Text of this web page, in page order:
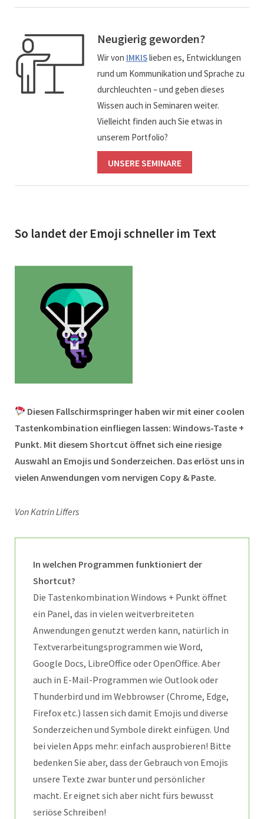
Neugierig geworden?
Wir von IMKISlieben es, Entwicklungen
rund um Kommunikation und Sprache zu
durchleuchten – und geben dieses
Wissen auch in Seminaren weiter.
Vielleicht finden auch Sie etwas in
unserem Portfolio?
UNSERE SEMINARE
So landet der Emoji schneller im Text
Diesen Fallschirmspringer haben wir mit einer coolen
Tastenkombination einfliegen lassen: Windows-Taste +
Punkt. Mit diesem Shortcut öffnet sich eine riesige
Auswahl an Emojis und Sonderzeichen. Das erlöst uns in
vielen Anwendungen vom nervigen Copy & Paste.
Von Katrin Liffers
In welchen Programmen funktioniert der
Shortcut?
Die Tastenkombination Windows + Punkt öffnet
ein Panel, das in vielen weitverbreiteten
Anwendungen genutzt werden kann, natürlich in
Textverarbeitungsprogrammen wie Word,
Google Docs, LibreOffice oder OpenOffice. Aber
auch in E-Mail-Programmen wie Outlook oder
Thunderbird und im Webbrowser (Chrome, Edge,
Firefox etc.) lassen sich damit Emojis und diverse
Sonderzeichen und Symbole direkt einfügen. Und
bei vielen Apps mehr: einfach ausprobieren! Bitte
bedenken Sie aber, dass der Gebrauch von Emojis
unsere Texte zwar bunter und persönlicher
macht. Er eignet sich aber nicht fürs bewusst
seriöse Schreiben!